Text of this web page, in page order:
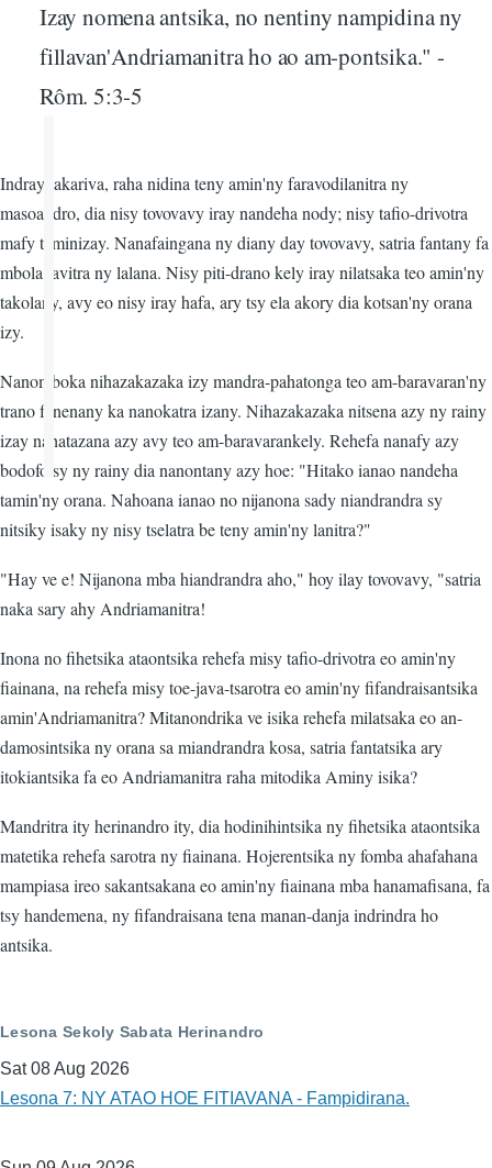
Izay nomena antsika, no nentiny nampidina ny
fillavan'Andriamanitra ho ao am-pontsika." -
Rôm. 5:3-5
Indray takariva, raha nidina teny amin'ny faravodilanitra ny
masoandro, dia nisy tovovavy iray nandeha nody; nisy tafio-drivotra
mafy taminizay. Nanafaingana ny diany day tovovavy, satria fantany fa
mbola lavitra ny lalana. Nisy piti-drano kely iray nilatsaka teo amin'ny
takolany, avy eo nisy iray hafa, ary tsy ela akory dia kotsan'ny orana
izy.
Nanomboka nihazakazaka izy mandra-pahatonga teo am-baravaran'ny
trano fonenany ka nanokatra izany. Nihazakazaka nitsena azy ny rainy
izay nahatazana azy avy teo am-baravarankely. Rehefa nanafy azy
bodofotsy ny rainy dia nanontany azy hoe: "Hitako ianao nandeha
tamin'ny orana. Nahoana ianao no nijanona sady niandrandra sy
nitsiky isaky ny nisy tselatra be teny amin'ny lanitra?"
"Hay ve e! Nijanona mba hiandrandra aho," hoy ilay tovovavy, "satria
naka sary ahy Andriamanitra!
Inona no fihetsika ataontsika rehefa misy tafio-drivotra eo amin'ny
fiainana, na rehefa misy toe-java-tsarotra eo amin'ny fifandraisantsika
amin'Andriamanitra? Mitanondrika ve isika rehefa milatsaka eo an-
damosintsika ny orana sa miandrandra kosa, satria fantatsika ary
itokiantsika fa eo Andriamanitra raha mitodika Aminy isika?
Mandritra ity herinandro ity, dia hodinihintsika ny fihetsika ataontsika
matetika rehefa sarotra ny fiainana. Hojerentsika ny fomba ahafahana
mampiasa ireo sakantsakana eo amin'ny fiainana mba hanamafisana, fa
tsy handemena, ny fifandraisana tena manan-danja indrindra ho
antsika.
Lesona Sekoly Sabata Herinandro
Sat 08 Aug 2026
Lesona 7: NY ATAO HOE FITIAVANA - Fampidirana.